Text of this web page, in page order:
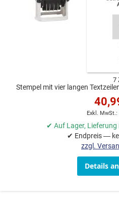
7
Stempel mit vier langen
✔ Auf Lager, Lieferung
✔ Endpreis —
zzgl.
Details